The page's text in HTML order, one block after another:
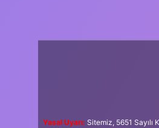
Yasal Uyarı: Sitemiz, 5651